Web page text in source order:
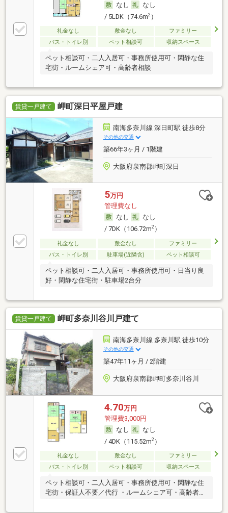
なし
なし
/ 5LDK（74.6m2）
礼金なし 敷金なし
ファミリー
バス・トイレ別
ペット相談可 収納スペース
ペット相談可・二人入居可・事務所使用可・閑静な住
宅街・ルームシェア可・高齢者相談
賃貸一戸建て 岬町深日平屋戸建
南海多奈川線 深日町駅 徒歩8分
その他の交通
築66年3ヶ月 / 1階建
大阪府泉南郡岬町深日
5万円
管理費なし
なし
なし
/ 7DK（106.72m2）
礼金なし 敷金なし
ファミリー
バス・トイレ別
駐車場(近隣含) ペット相談可
ペット相談可・二人入居可・事務所使用可・日当り良
好・閑静な住宅街・駐車場2台分
賃貸一戸建て 岬町多奈川谷川戸建て
南海多奈川線 多奈川駅 徒歩10分
その他の交通
築47年11ヶ月 / 2階建
大阪府泉南郡岬町多奈川谷川
4.70万円
管理費3,000円
なし
なし
/ 4DK（115.52m2）
礼金なし 敷金なし
ファミリー
バス・トイレ別
ペット相談可 収納スペース
ペット相談可・二人入居可・事務所使用可・閑静な住
宅街・保証人不要／代行 ・ルームシェア可・高齢者相